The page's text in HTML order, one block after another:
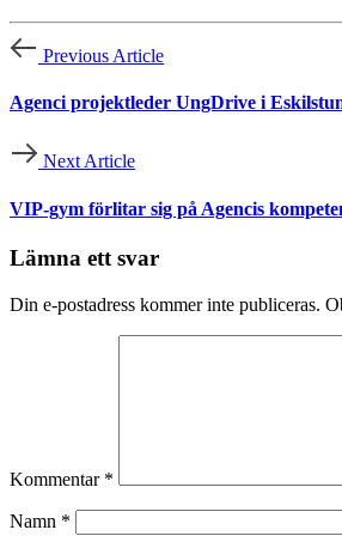
Previous Article
Agenci projektleder UngDrive i
Next Article
VIP-gym förlitar sig på Agencis
Lämna ett svar
Din e-postadress kommer inte publiceras.
Kommentar *
Namn *